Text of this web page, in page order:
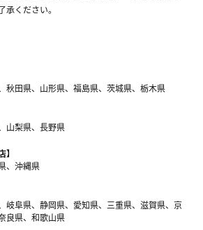
ください。
秋田県、山形県、福島県、茨城県、栃木県
山梨県、長野県
、沖縄県
岐阜県、静岡県、愛知県、三重県、滋賀県、京
良県、和歌山県